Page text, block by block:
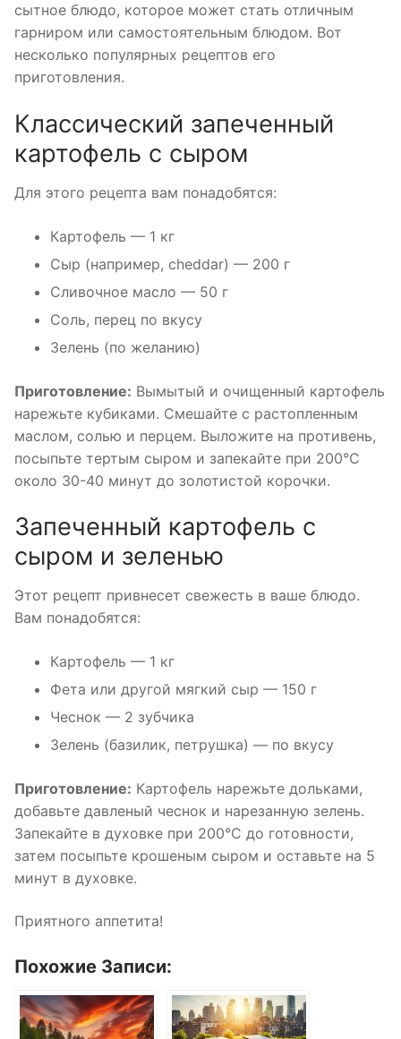
сытное блюдо, которое может стать отличным
гарниром или самостоятельным блюдом. Вот
несколько популярных рецептов его
приготовления.
Классический запеченный
картофель с сыром
Для этого рецепта вам понадобятся:
Картофель — 1 кг
Сыр (например, cheddar) — 200 г
Сливочное масло — 50 г
Соль, перец по вкусу
Зелень (по желанию)
Приготовление: Вымытый и очищенный картофель
нарежьте кубиками. Смешайте с растопленным
маслом, солью и перцем. Выложите на противень,
посыпьте тертым сыром и запекайте при 200°C
около 30-40 минут до золотистой корочки.
Запеченный картофель с
сыром и зеленью
Этот рецепт привнесет свежесть в ваше блюдо.
Вам понадобятся:
Картофель — 1 кг
Фета или другой мягкий сыр — 150 г
Чеснок — 2 зубчика
Зелень (базилик, петрушка) — по вкусу
Приготовление: Картофель нарежьте дольками,
добавьте давленый чеснок и нарезанную зелень.
Запекайте в духовке при 200°C до готовности,
затем посыпьте крошеным сыром и оставьте на 5
минут в духовке.
Приятного аппетита!
Похожие Записи: